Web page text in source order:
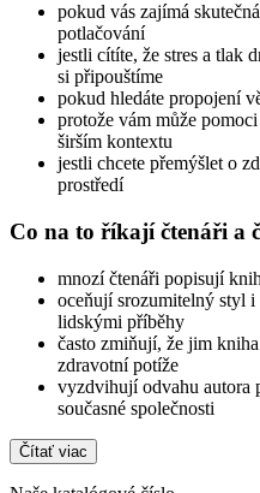
pokud vás zajímá
potlačování
jestli cítíte, že stres a tlak
si připouštíme
pokud hledáte propojení
protože vám může
širším kontextu
jestli chcete přemýšlet o
prostředí
Co na to říkají čtenáři a
mnozí čtenáři popisují
oceňují srozumitelný styl
lidskými příběhy
často zmiňují, že jim
zdravotní potíže
vyzdvihují odvahu autora
současné společnosti
Čítať viac